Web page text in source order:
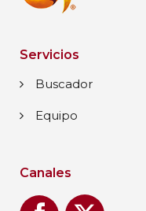
Servicios
Buscador
Equipo
Canales